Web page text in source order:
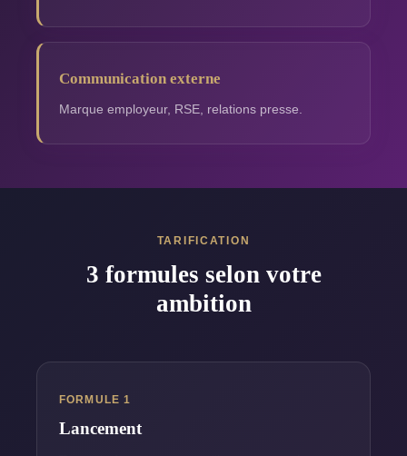
Communication externe
Marque employeur, RSE, relations presse.
TARIFICATION
3 formules selon votre
ambition
FORMULE 1
Lancement